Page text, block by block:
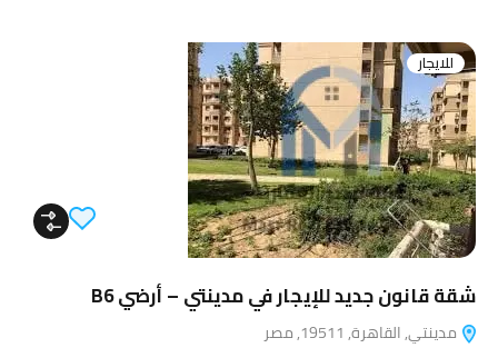
للايجار
شقة قانون جديد للإيجار في مدينتي – أرضي B6
مدينتي, القاهرة, 19511, مصر